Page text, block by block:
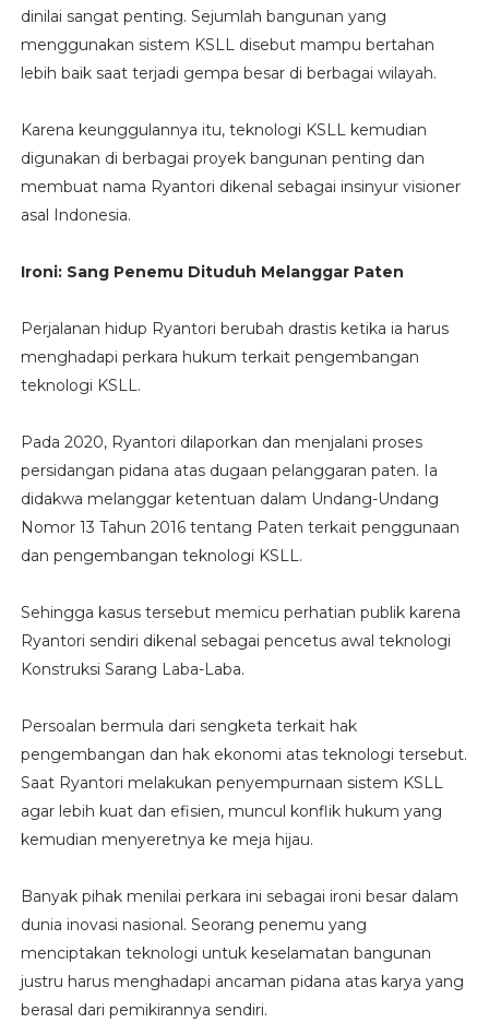
dinilai sangat penting. Sejumlah bangunan yang
menggunakan sistem KSLL disebut mampu bertahan
lebih baik saat terjadi gempa besar di berbagai wilayah.
Karena keunggulannya itu, teknologi KSLL kemudian
digunakan di berbagai proyek bangunan penting dan
membuat nama Ryantori dikenal sebagai insinyur visioner
asal Indonesia.
Ironi: Sang Penemu Dituduh Melanggar Paten
Perjalanan hidup Ryantori berubah drastis ketika ia harus
menghadapi perkara hukum terkait pengembangan
teknologi KSLL.
Pada 2020, Ryantori dilaporkan dan menjalani proses
persidangan pidana atas dugaan pelanggaran paten. Ia
didakwa melanggar ketentuan dalam Undang-Undang
Nomor 13 Tahun 2016 tentang Paten terkait penggunaan
dan pengembangan teknologi KSLL.
Sehingga kasus tersebut memicu perhatian publik karena
Ryantori sendiri dikenal sebagai pencetus awal teknologi
Konstruksi Sarang Laba-Laba.
Persoalan bermula dari sengketa terkait hak
pengembangan dan hak ekonomi atas teknologi tersebut.
Saat Ryantori melakukan penyempurnaan sistem KSLL
agar lebih kuat dan efisien, muncul konflik hukum yang
kemudian menyeretnya ke meja hijau.
Banyak pihak menilai perkara ini sebagai ironi besar dalam
dunia inovasi nasional. Seorang penemu yang
menciptakan teknologi untuk keselamatan bangunan
justru harus menghadapi ancaman pidana atas karya yang
berasal dari pemikirannya sendiri.